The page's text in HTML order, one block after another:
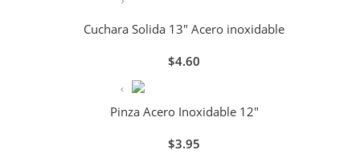
Cuchara Solida 13" Acero inoxidable
$4.60
Pinza Acero Inoxidable 12"
$3.95